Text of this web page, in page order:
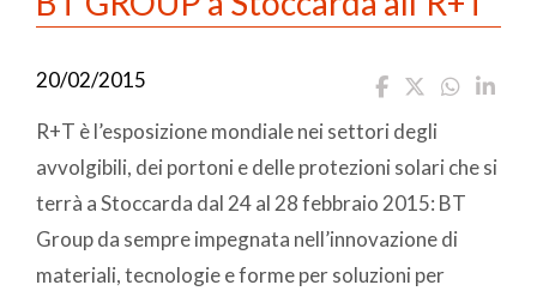
20/02/2015
R+T è l’esposizione mondiale nei settori degli
avvolgibili, dei portoni e delle protezioni solari che si
terrà a Stoccarda dal 24 al 28 febbraio 2015: BT
Group da sempre impegnata nell’innovazione di
materiali, tecnologie e forme per soluzioni per